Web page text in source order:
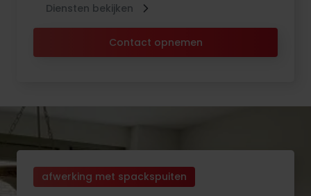
Contact opnemen
Diensten bekijken
afwerking met spackspuiten